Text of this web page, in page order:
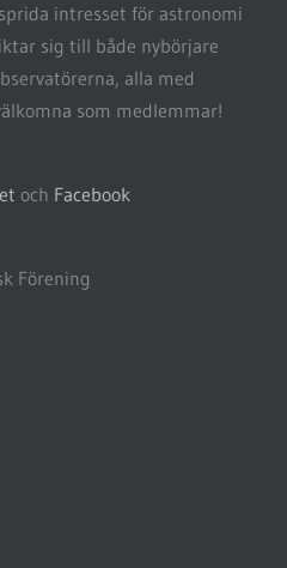
intresset för astronomi
sig till både nybörjare
alla med
som medlemmar!
och Facebook
Förening